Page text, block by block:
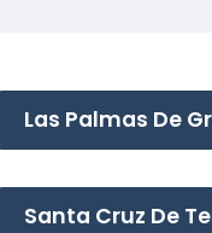
Las Palmas De
Santa Cruz De